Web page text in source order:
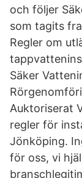
och följer
som tagits
Regler om
Säker
Auktoriserat
regler för
Jönköping.
för oss, vi